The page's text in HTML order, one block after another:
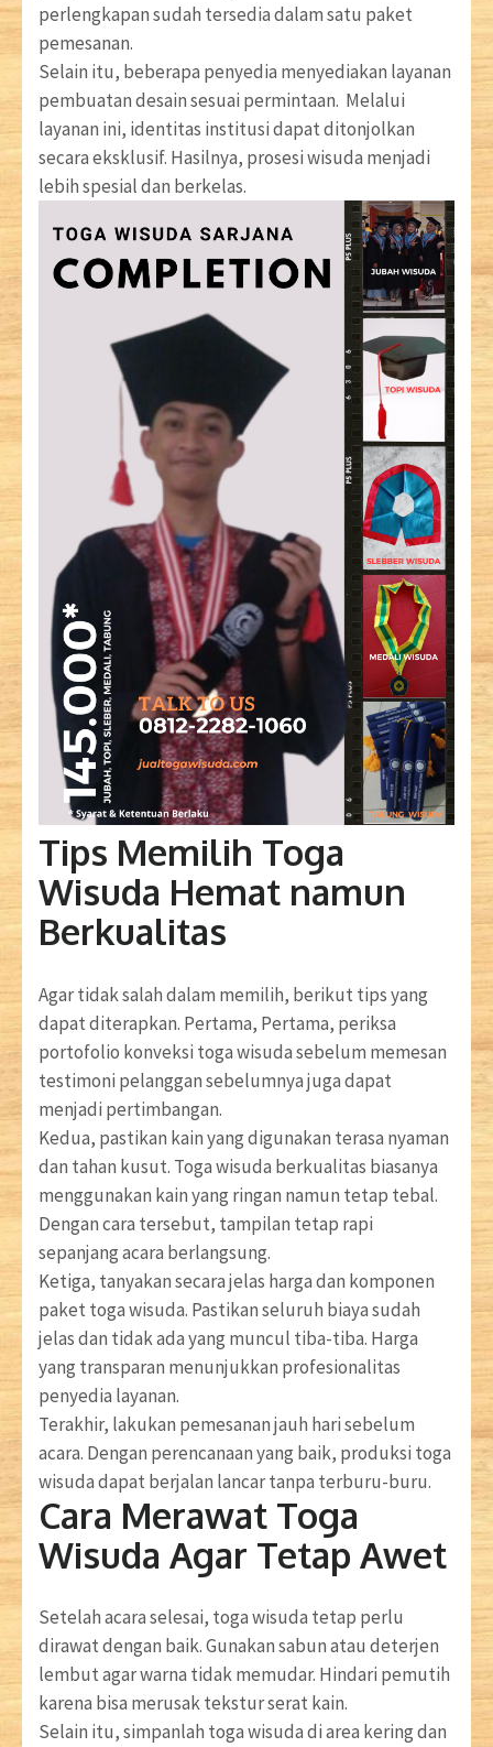
perlengkapan sudah tersedia dalam satu paket
pemesanan.
Selain itu, beberapa penyedia menyediakan layanan
pembuatan desain sesuai permintaan. Melalui
layanan ini, identitas institusi dapat ditonjolkan
secara eksklusif. Hasilnya, prosesi wisuda menjadi
lebih spesial dan berkelas.
Tips Memilih Toga
Wisuda Hemat namun
Berkualitas
Agar tidak salah dalam memilih, berikut tips yang
dapat diterapkan. Pertama, Pertama, periksa
portofolio konveksi toga wisuda sebelum memesan
testimoni pelanggan sebelumnya juga dapat
menjadi pertimbangan.
Kedua, pastikan kain yang digunakan terasa nyaman
dan tahan kusut. Toga wisuda berkualitas biasanya
menggunakan kain yang ringan namun tetap tebal.
Dengan cara tersebut, tampilan tetap rapi
sepanjang acara berlangsung.
Ketiga, tanyakan secara jelas harga dan komponen
paket toga wisuda. Pastikan seluruh biaya sudah
jelas dan tidak ada yang muncul tiba-tiba. Harga
yang transparan menunjukkan profesionalitas
penyedia layanan.
Terakhir, lakukan pemesanan jauh hari sebelum
acara. Dengan perencanaan yang baik, produksi toga
wisuda dapat berjalan lancar tanpa terburu-buru.
Cara Merawat Toga
Wisuda Agar Tetap Awet
Setelah acara selesai, toga wisuda tetap perlu
dirawat dengan baik. Gunakan sabun atau deterjen
lembut agar warna tidak memudar. Hindari pemutih
karena bisa merusak tekstur serat kain.
Selain itu, simpanlah toga wisuda di area kering dan